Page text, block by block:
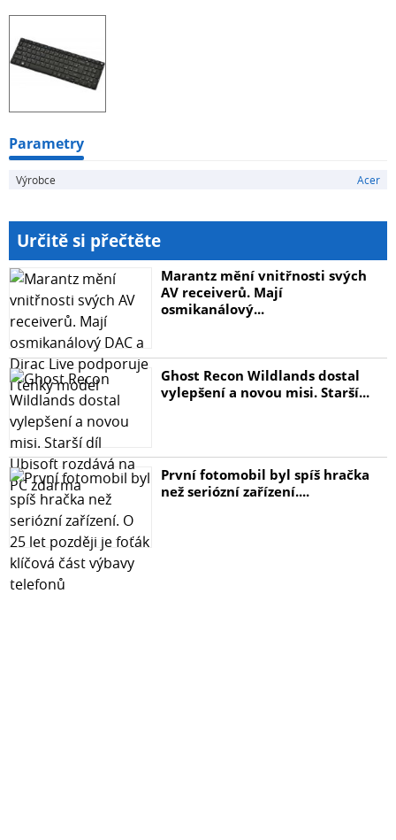
Parametry
Výrobce Acer
Určitě si přečtěte
Marantz mění vnitřnosti svých
AV receiverů. Mají
osmikanálový...
Ghost Recon Wildlands dostal
vylepšení a novou misi. Starší...
První fotomobil byl spíš hračka
než seriózní zařízení....